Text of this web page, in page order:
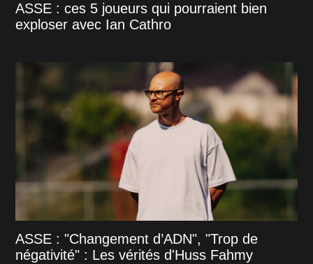
ASSE : ces 5 joueurs qui pourraient bien
exploser avec Ian Cathro
ASSE : "Changement d’ADN", "Trop de
négativité" : Les vérités d'Huss Fahmy